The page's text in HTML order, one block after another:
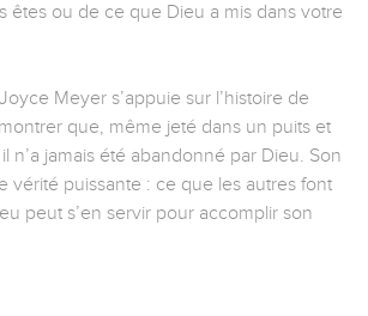
êtes ou de ce que Dieu a mis dans votre
Meyer s’appuie sur l’histoire de
que, même jeté dans un puits et
n’a jamais été abandonné par Dieu. Son
vérité puissante : ce que les autres font
peut s’en servir pour accomplir son